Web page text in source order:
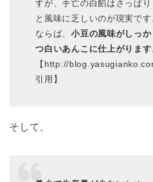
すが、手亡の白餡はさっぱ
と風味に乏しいのが現実で
ならば、小豆の風味がしっ
つ白いあんこに仕上がります
【http://
引用】
そして、